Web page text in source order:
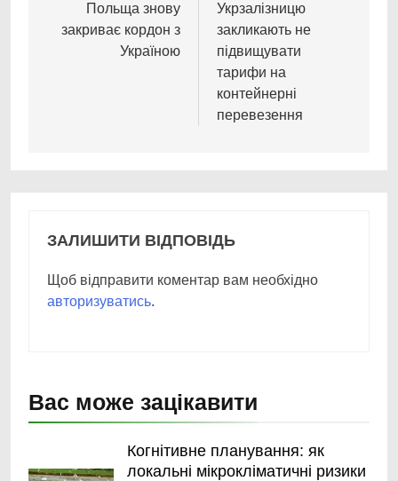
записів
Польща знову
закриває кордон з
Україною
Укрзалізницю
закликають не
підвищувати
тарифи на
контейнерні
перевезення
ЗАЛИШИТИ ВІДПОВІДЬ
Щоб відправити коментар вам необхідно
авторизуватись.
Вас може зацікавити
Когнітивне планування: як
локальні мікрокліматичні ризики